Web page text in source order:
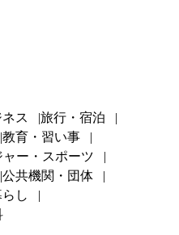
ネス
旅行・宿泊
教育・習い事
ャー・スポーツ
公共機関・団体
し